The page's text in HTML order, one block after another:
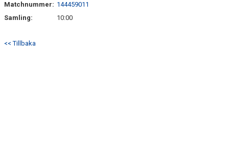
Matchnummer: 144459011
Samling:
10:00
<< Tillbaka